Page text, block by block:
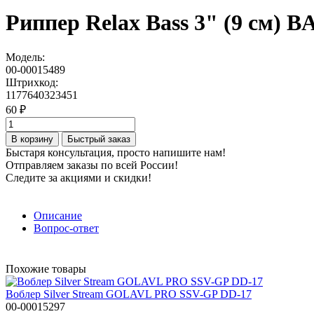
Риппер Relax Bass 3" (9 см)
Модель:
00-00015489
Штрихкод:
1177640323451
60 ₽
В корзину Быстрый заказ
Быстаря консультация, просто напишите нам!
Отправляем заказы по всей России!
Следите за акциями и скидки!
Описание
Вопрос-ответ
Похожие товары
Воблер Silver Stream GOLAVL PRO SSV-GP DD-17
00-00015297